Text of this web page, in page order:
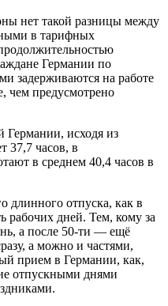
нет такой разницы между
в тарифных
Германии по
задерживаются на работе
чем предусмотрено
Германии, исходя из
37,7 часов, в
в среднем 40,4 часов в
длинного отпуска, как в
рабочих дней. Тем, кому за
а после 50-ти — ещё
а можно и частями,
прием в Германии, как,
отпускными днями